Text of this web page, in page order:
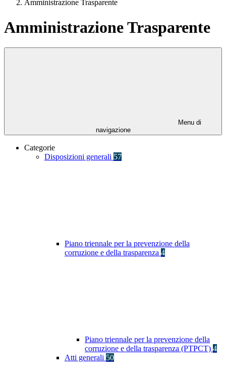
Amministrazione Trasparente
Amministrazione Trasparente
Menu di
navigazione
Categorie
Disposizioni generali 57
Piano triennale per la prevenzione della
corruzione e della trasparenza 4
Piano triennale per la prevenzione della
corruzione e della trasparenza (PTPCT) 4
Atti generali 50